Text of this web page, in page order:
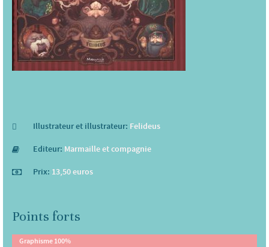
Illustrateur et illustrateur: Felideus
Editeur: Marmaille et compagnie
Prix: 13,50 euros
Points forts
Graphisme100%